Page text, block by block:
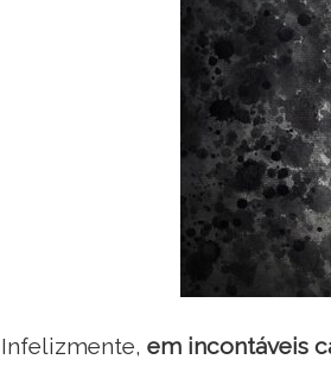
Infelizmente, em incontáveis